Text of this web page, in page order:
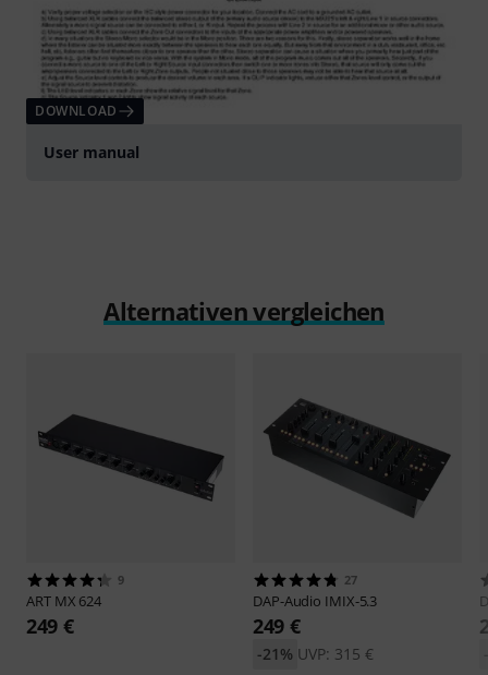
DOWNLOAD
User manual
Alternativen vergleichen
9
ART MX 624
249 €
27
DAP-Audio IMIX-5.3
249 €
UVP: 315 €
-21%